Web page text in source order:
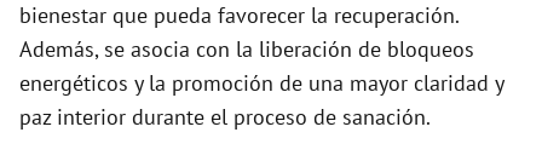
bienestar que pueda favorecer la recuperación.
Además, se asocia con la liberación de bloqueos
energéticos y la promoción de una mayor claridad y
paz interior durante el proceso de sanación.